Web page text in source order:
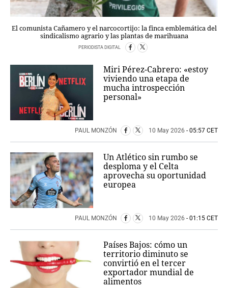
El comunista Cañamero y el narcocortijo: la finca emblemática del
sindicalismo agrario y las plantas de marihuana
PERIODISTA DIGITAL
Miri Pérez-Cabrero: «estoy
viviendo una etapa de
mucha introspección
personal»
PAUL MONZÓN 10 May 2026 - 05:57 CET
Un Atlético sin rumbo se
desploma y el Celta
aprovecha su oportunidad
europea
PAUL MONZÓN 10 May 2026 - 01:15 CET
Países Bajos: cómo un
territorio diminuto se
convirtió en el tercer
exportador mundial de
alimentos